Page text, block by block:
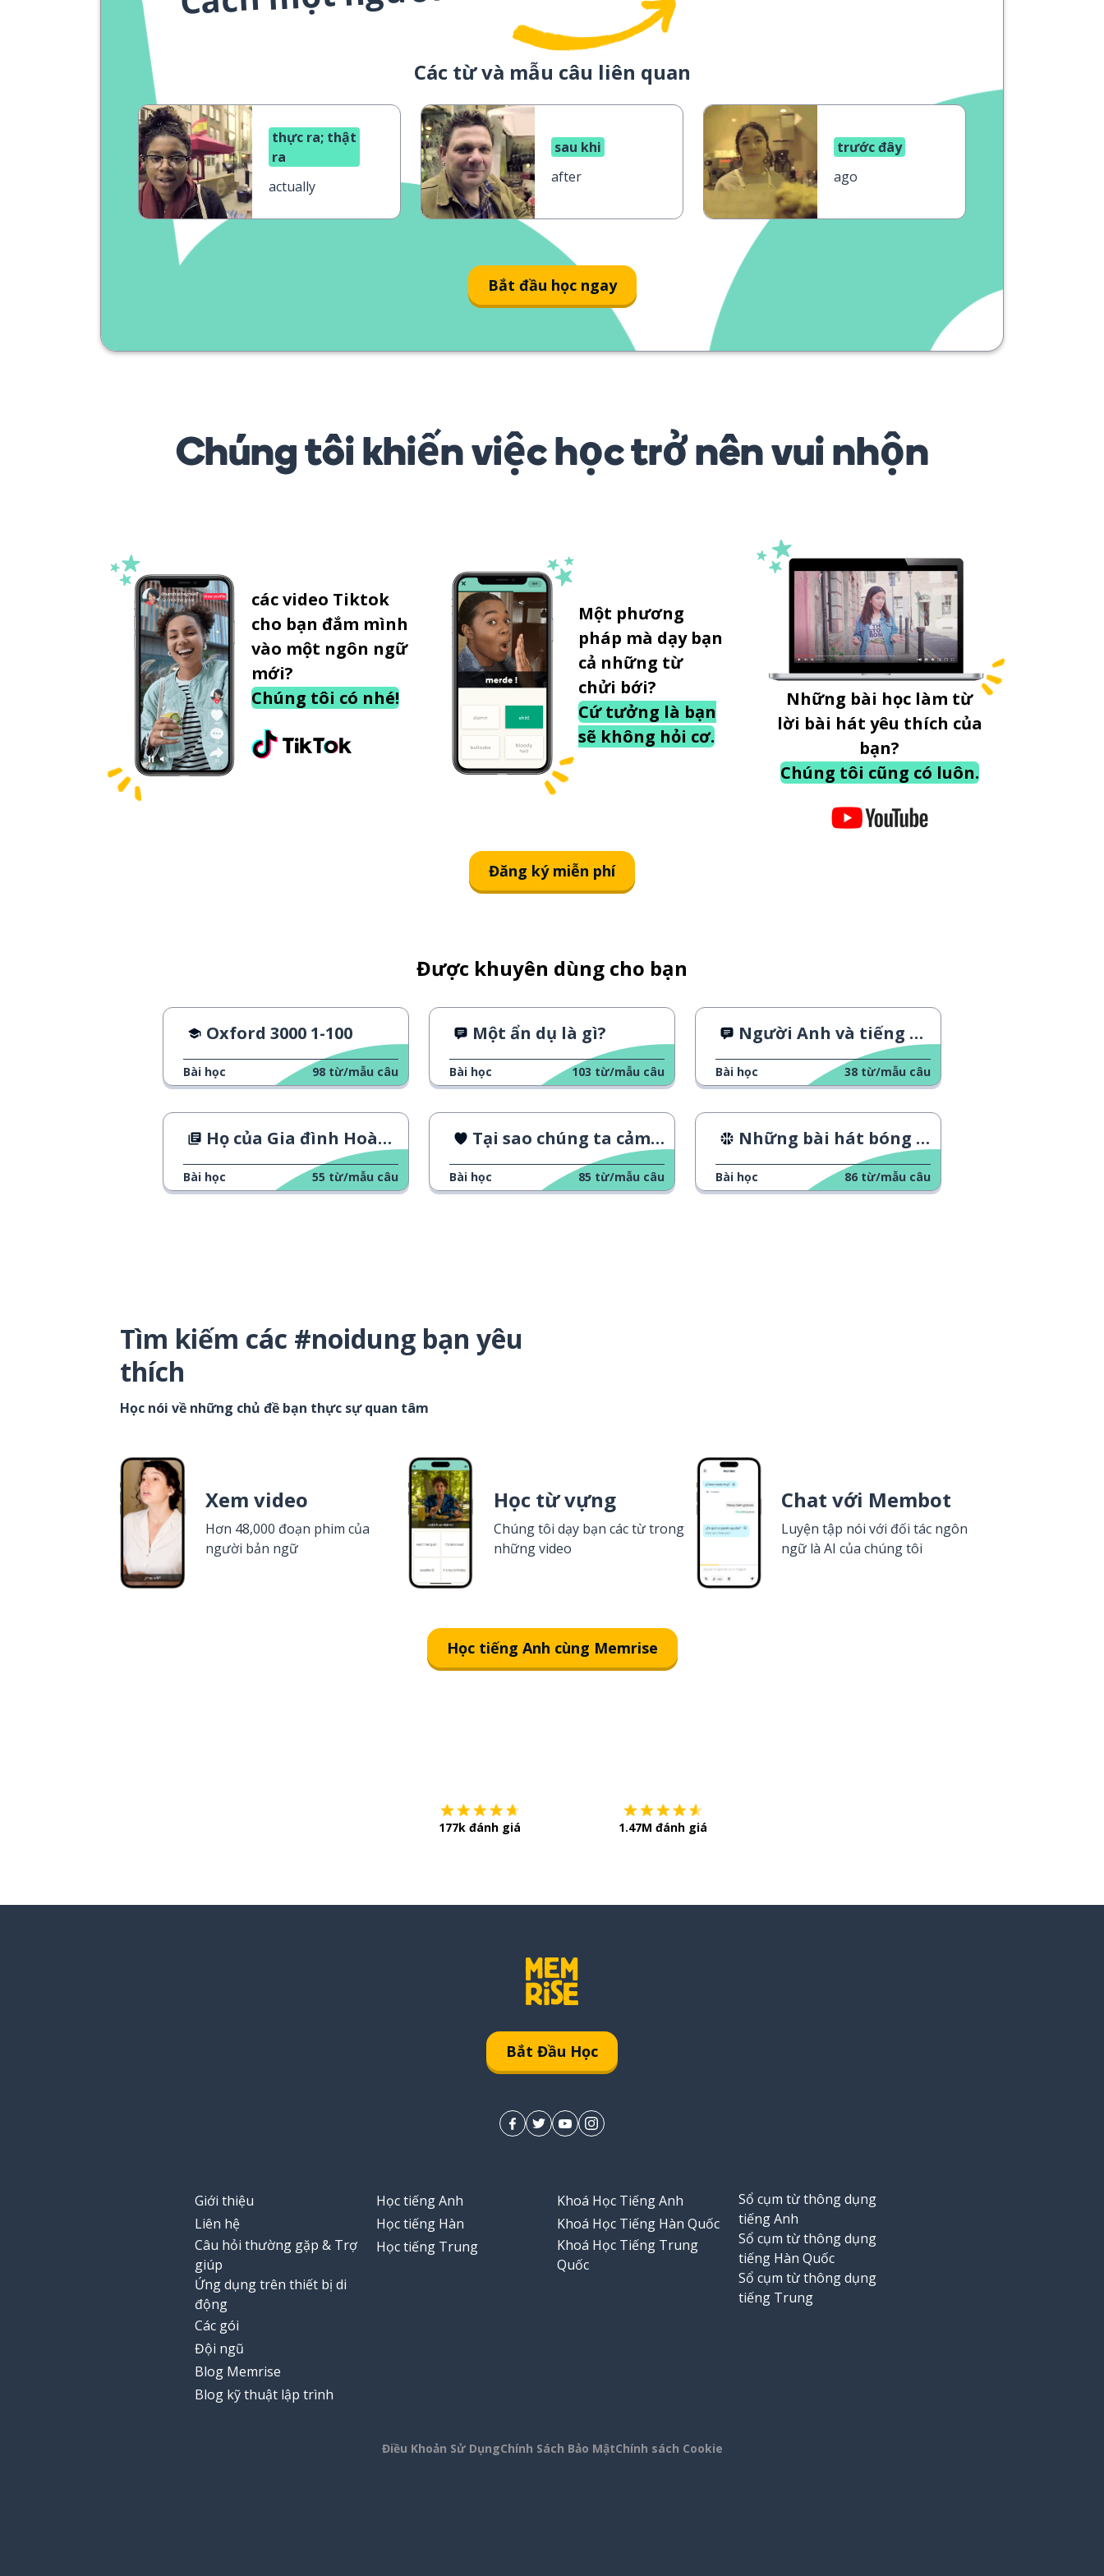
Các từ và mẫu câu liên quan
thực ra; thật
ra
actually
sau khi
after
trước đây
ago
Bắt đầu học ngay
Chúng tôi khiến việc học trở nên vui nhộn
các video Tiktok
cho bạn đắm mình
vào một ngôn ngữ
mới?
Chúng tôi có nhé!
Một phương
pháp mà dạy bạn
cả những từ
chửi bới?
Cứ tưởng là bạn
sẽ không hỏi cơ.
Những bài học làm từ
lời bài hát yêu thích của
bạn?
Chúng tôi cũng có luôn.
Đăng ký miễn phí
Được khuyên dùng cho bạn
Oxford 3000 1-100
Bài học 98 từ/mẫu câu
Một ẩn dụ là gì?
Bài học 103 từ/mẫu câu
Người Anh và tiếng Anh
Bài học 38 từ/mẫu câu
Họ của Gia đình Hoàng gia
Bài học 55 từ/mẫu câu
Tại sao chúng ta cảm thấy cô đơn
Bài học 85 từ/mẫu câu
Những bài hát bóng đá
Bài học 86 từ/mẫu câu
Tìm kiếm các #noidung bạn yêu
thích
Học nói về những chủ đề bạn thực sự quan tâm
Xem video
Hơn 48,000 đoạn phim của
người bản ngữ
Học từ vựng
Chúng tôi dạy bạn các từ trong
những video
Chat với Membot
Luyện tập nói với đối tác ngôn
ngữ là AI của chúng tôi
Học tiếng Anh cùng Memrise
177k đánh giá 1.47M đánh giá
Bắt Đầu Học
Giới thiệu
Liên hệ
Câu hỏi thường gặp & Trợ
giúp
Ứng dụng trên thiết bị di
động
Các gói
Đội ngũ
Blog Memrise
Blog kỹ thuật lập trình
Học tiếng Anh
Học tiếng Hàn
Học tiếng Trung
Khoá Học Tiếng Anh
Khoá Học Tiếng Hàn Quốc
Khoá Học Tiếng Trung
Quốc
Sổ cụm từ thông dụng
tiếng Anh
Sổ cụm từ thông dụng
tiếng Hàn Quốc
Sổ cụm từ thông dụng
tiếng Trung
Điều Khoản Sử DụngChính Sách Bảo MậtChính sách Cookie